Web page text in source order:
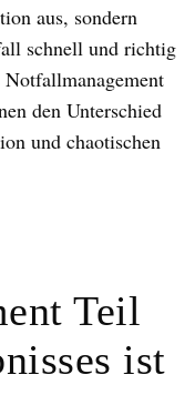
aus, sondern
schnell und richtig
den Unterschied
und chaotischen
Teil
ist